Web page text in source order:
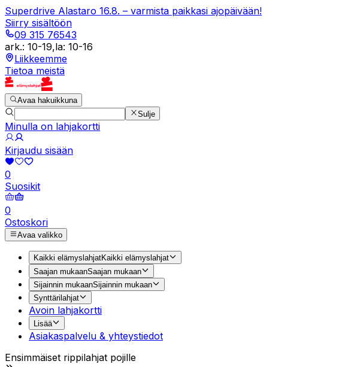
Superdrive Alastaro 16.8. – varmista paikkasi ajopäivään!
Siirry sisältöön
09 315 76543
ark.: 10-19,la: 10-16
Liikkeemme
Tietoa meistä
Avaa hakuikkuna
Sulje
Minulla on lahjakortti
Kirjaudu sisään
0
Suosikit
0
Ostoskori
Avaa valikko
Kaikki elämyslahjatKaikki elämyslahjat
Saajan mukaanSaajan mukaan
Sijainnin mukaanSijainnin mukaan
Synttärilahjat
Avoin lahjakortti
Lisää
Asiakaspalvelu & yhteystiedot
Ensimmäiset rippilahjat pojille